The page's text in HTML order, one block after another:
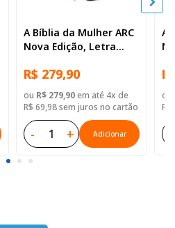
A Bíblia da Mulher ARC
Nova Edição, Letra
Capa Couro Sintético
Azul
R$ 279,90
ou R$ 279,90em até 4x de
R$ 69,98 sem juros no cartão
- + Adicionar
A
ou
R$